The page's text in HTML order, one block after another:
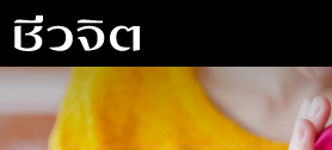
Skip
to
content